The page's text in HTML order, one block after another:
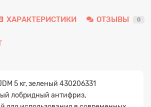
ХАРАКТЕРИСТИКИ ОТЗЫВЫ 0
5 кг, зеленый 430206331
лобридный антифриз,